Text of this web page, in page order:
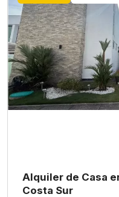
Alquiler de Casa
Costa Sur